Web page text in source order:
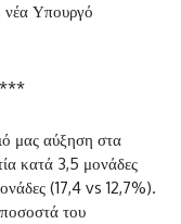
νέα Υπουργό
μας αύξηση στα
κατά 3,5 μονάδες
(17,4 vs 12,7%).
του